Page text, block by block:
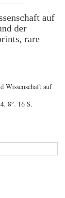
auf
der
rare
Wissenschaft auf
8°. 16 S.